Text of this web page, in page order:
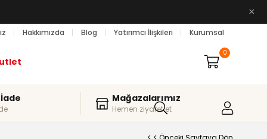
×
Hakkımızda Blog Yatırımcı İlişkileri Kurumsal
0
Mağazalarımız
Hemen ziyaret et